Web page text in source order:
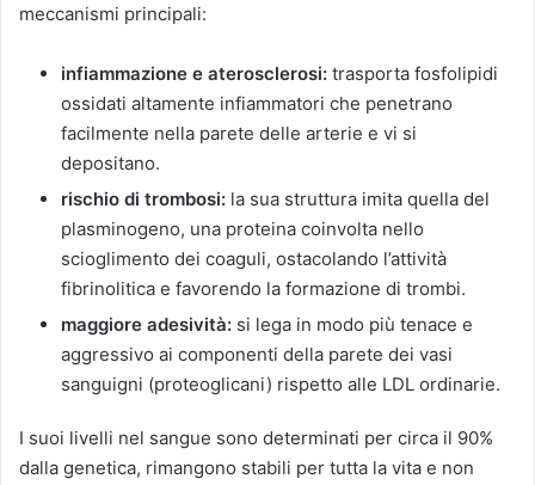
meccanismi principali:
infiammazione e aterosclerosi: trasporta fosfolipidi
ossidati altamente infiammatori che penetrano
facilmente nella parete delle arterie e vi si
depositano.
rischio di trombosi: la sua struttura imita quella del
plasminogeno, una proteina coinvolta nello
scioglimento dei coaguli, ostacolando l’attività
fibrinolitica e favorendo la formazione di trombi.
maggiore adesività: si lega in modo più tenace e
aggressivo ai componenti della parete dei vasi
sanguigni (proteoglicani) rispetto alle LDL ordinarie.
I suoi livelli nel sangue sono determinati per circa il 90%
dalla genetica, rimangono stabili per tutta la vita e non